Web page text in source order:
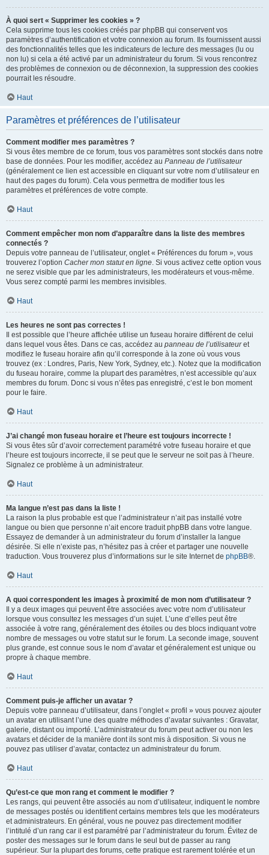
À quoi sert « Supprimer les cookies » ?
Cela supprime tous les cookies créés par phpBB qui conservent vos
paramètres d’authentification et votre connexion au forum. Ils fournissent aussi
des fonctionnalités telles que les indicateurs de lecture des messages (lu ou
non lu) si cela a été activé par un administrateur du forum. Si vous rencontrez
des problèmes de connexion ou de déconnexion, la suppression des cookies
pourrait les résoudre.
Haut
Paramètres et préférences de l’utilisateur
Comment modifier mes paramètres ?
Si vous êtes membre de ce forum, tous vos paramètres sont stockés dans notre
base de données. Pour les modifier, accédez au Panneau de l’utilisateur
(généralement ce lien est accessible en cliquant sur votre nom d’utilisateur en
haut des pages du forum). Cela vous permettra de modifier tous les
paramètres et préférences de votre compte.
Haut
Comment empêcher mon nom d’apparaître dans la liste des membres
connectés ?
Depuis votre panneau de l’utilisateur, onglet « Préférences du forum », vous
trouverez l’option Cacher mon statut en ligne. Si vous activez cette option vous
ne serez visible que par les administrateurs, les modérateurs et vous-même.
Vous serez compté parmi les membres invisibles.
Haut
Les heures ne sont pas correctes !
Il est possible que l’heure affichée utilise un fuseau horaire différent de celui
dans lequel vous êtes. Dans ce cas, accédez au panneau de l’utilisateuret
modifiez le fuseau horaire afin qu’il corresponde à la zone où vous vous
trouvez (ex : Londres, Paris, New York, Sydney, etc.). Notez que la modification
du fuseau horaire, comme la plupart des paramètres, n’est accessible qu’aux
membres du forum. Donc si vous n’êtes pas enregistré, c’est le bon moment
pour le faire.
Haut
J’ai changé mon fuseau horaire et l’heure est toujours incorrecte !
Si vous êtes sûr d’avoir correctement paramétré votre fuseau horaire et que
l’heure est toujours incorrecte, il se peut que le serveur ne soit pas à l’heure.
Signalez ce problème à un administrateur.
Haut
Ma langue n’est pas dans la liste !
La raison la plus probable est que l’administrateur n’ait pas installé votre
langue ou bien que personne n’ait encore traduit phpBB dans votre langue.
Essayez de demander à un administrateur du forum d’installer la langue
désirée. Si elle n’existe pas, n’hésitez pas à créer et partager une nouvelle
traduction. Vous trouverez plus d’informations sur le site Internet de phpBB®.
Haut
A quoi correspondent les images à proximité de mon nom d’utilisateur ?
Il y a deux images qui peuvent être associées avec votre nom d’utilisateur
lorsque vous consultez les messages d’un sujet. L’une d’elles peut être
associée à votre rang, généralement des étoiles ou des blocs indiquant votre
nombre de messages ou votre statut sur le forum. La seconde image, souvent
plus grande, est connue sous le nom d’avatar et généralement est unique ou
propre à chaque membre.
Haut
Comment puis-je afficher un avatar ?
Depuis votre panneau d’utilisateur, dans l’onglet « profil » vous pouvez ajouter
un avatar en utilisant l’une des quatre méthodes d’avatar suivantes : Gravatar,
galerie, distant ou importé. L’administrateur du forum peut activer ou non les
avatars et décider de la manière dont ils sont mis à disposition. Si vous ne
pouvez pas utiliser d’avatar, contactez un administrateur du forum.
Haut
Qu’est-ce que mon rang et comment le modifier ?
Les rangs, qui peuvent être associés au nom d’utilisateur, indiquent le nombre
de messages postés ou identifient certains membres tels que les modérateurs
et administrateurs. En général, vous ne pouvez pas directement modifier
l’intitulé d’un rang car il est paramétré par l’administrateur du forum. Évitez de
poster des messages sur le forum dans le seul but de passer au rang
supérieur. Sur la plupart des forums, cette pratique est rarement tolérée et un